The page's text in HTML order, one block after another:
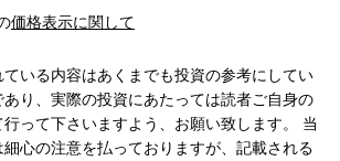
価格表示に関して
いる内容はあくまでも投資の参考にしてい
り、実際の投資にあたっては読者ご自身の
って下さいますよう、お願い致します。 当
心の注意を払っておりますが、記載される